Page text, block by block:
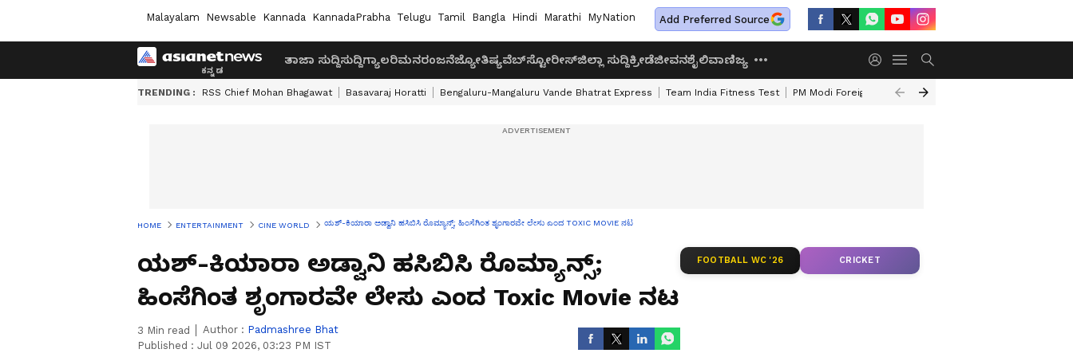
Malayalam Newsable Kannada KannadaPrabha Telugu Tamil Bangla Hindi Marathi MyNation Add Preferred Source
ತಾಜಾ ಸುದ್ದಿಸುದ್ದಿಗ್ಯಾಲರಿಮನರಂಜನೆಜ್ಯೋತಿಷ್ಯವೆಬ್‌ಸ್ಟೋರೀಸ್ಜಿಲ್ಲಾ ಸುದ್ದಿಕ್ರೀಡೆಜೀವನಶೈಲಿವಾಣಿಜ್ಯ
TRENDING : RSS Chief Mohan Bhagawat Basavaraj Horatti Bengaluru-Mangaluru Vande Bhatrat Express Team India Fitness Test PM Modi Foreign Travel Expenditure
HOME ENTERTAINMENT CINE WORLD ಯಶ್-ಕಿಯಾರಾ ಅಡ್ವಾನಿ ಹಸಿಬಿಸಿ ರೊಮ್ಯಾನ್ಸ್; ಹಿಂಸೆಗಿಂತ ಶೃಂಗಾರವೇ ಲೇಸು ಎಂದ TOXIC MOVIE ನಟ
ಯಶ್-ಕಿಯಾರಾ ಅಡ್ವಾನಿ ಹಸಿಬಿಸಿ ರೊಮ್ಯಾನ್ಸ್;
ಹಿಂಸೆಗಿಂತ ಶೃಂಗಾರವೇ ಲೇಸು ಎಂದ Toxic Movie ನಟ
3 Min read Author : Padmashree Bhat
Published : Jul 09 2026, 03:23 PM IST
FOOTBALL WC '26 CRICKET